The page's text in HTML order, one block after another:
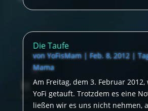
Die Taufe
vonYoFisMam|Feb. 8, 2012|
Mama
Am Freitag, dem 3. Februar
YoFi getauft. Trotzdem es eine
ließen wir es uns nicht nehmen,